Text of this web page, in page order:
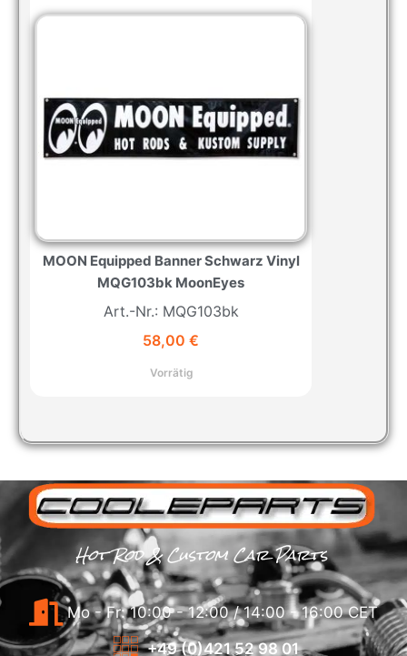
MOON Equipped Banner Schwarz Vinyl
MQG103bk MoonEyes
Art.-Nr.: MQG103bk
58,00 €
Vorrätig
Hot Rod & Custom Car Parts
Mo - Fr: 10:00 - 12:00 / 14:00 - 16:00 CET
+49 (0)421 52 98 01